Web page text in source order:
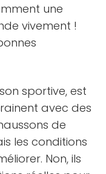
une
vivement !
sportive, est
avec des
de
les conditions
Non, ils